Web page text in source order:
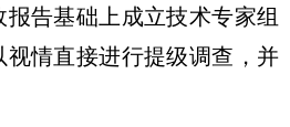
告基础上成立技术专家组
情直接进行提级调查，并